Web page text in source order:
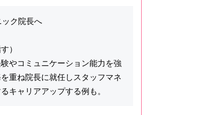
ク院長へ
）
やコミュニケーション能力を強
重ね院長に就任しスタッフマネ
キャリアアップする例も。